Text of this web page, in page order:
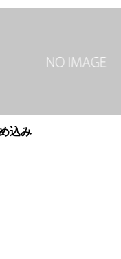
込み